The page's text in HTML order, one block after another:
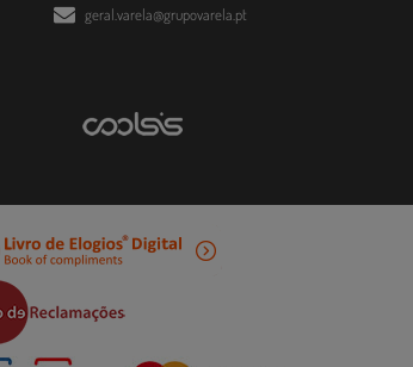
geral.varela@grupovarela.pt